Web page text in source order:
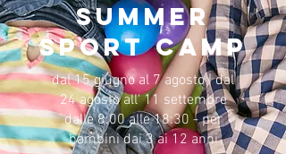
SUMMER
SPORT CAMP
dal 15 giugno al 7 agosto | dal
24 agosto all' 11 settembre
dalle 8:00 alle 18:30 - per
bambini dai 3 ai 12 anni